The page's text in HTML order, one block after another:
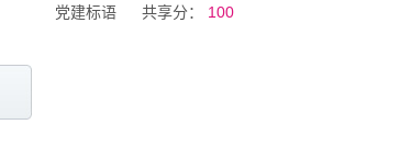
党建标语 共享分： 100